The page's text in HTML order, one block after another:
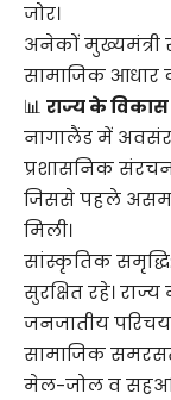
जोर।
अनेकों मुख्यमंत्री
सामाजिक आधार
📊 राज्य के
नागालैंड में
प्रशासनिक
जिससे पहले असम
मिली।
सांस्कृतिक
सुरक्षित रहे।
जनजातीय परिचय
सामाजिक
मेल-जोल व